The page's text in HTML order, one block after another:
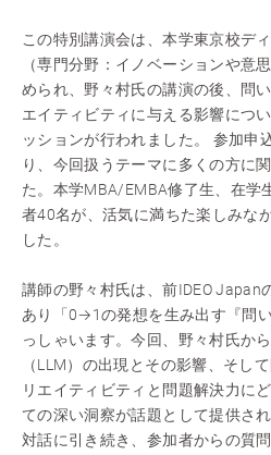
この特別講演会は、本学東京校デ
（専門分野：イノベーションや意
められ、野々村氏の講演の後、問
エイティビティに与える影響につ
ッションが行われました。 参加申
り、今回扱うテーマに多くの方に
た。本学MBA/EMBA修了生、在学
者40名が、活気に満ちた楽しみな
した。
講師の野々村氏は、前IDEO Japan
あり「0→1の発想を生み出す『問
っしゃいます。今回、野々村氏か
（LLM）の出現とその影響、そし
リエイティビティと問題解決力に
ての深い洞察が話題として提供さ
対話に引き続き、参加者からの質